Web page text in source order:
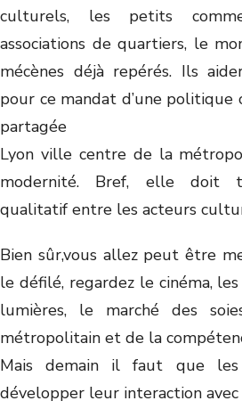
culturels, les petits
associations de quartiers, le
mécènes déjà repérés. Ils
pour ce mandat d’une
partagée
Lyon ville centre de la
modernité. Bref, elle doit
qualitatif entre les acteurs
Bien sûr,vous allez peut être
le défilé, regardez le cinéma,
lumières, le marché des
métropolitain et de la
Mais demain il faut que les
développer leur interaction